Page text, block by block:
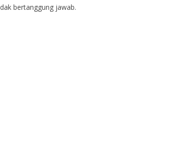
bertanggung jawab.